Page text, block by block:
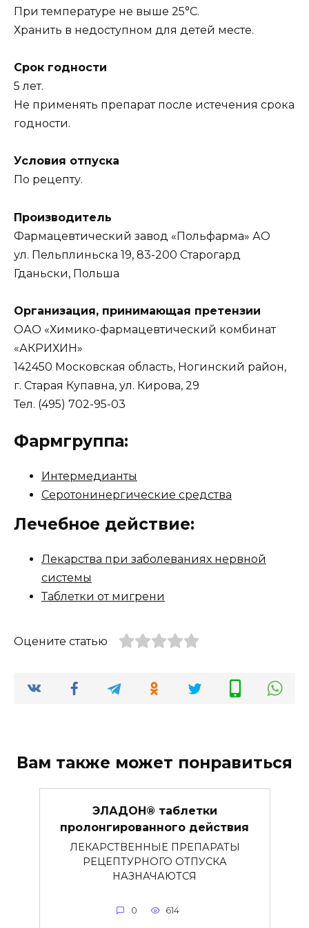
При температуре не выше 25°С.
Хранить в недоступном для детей месте.
Срок годности
5 лет.
Не применять препарат после истечения срока
годности.
Условия отпуска
По рецепту.
Производитель
Фармацевтический завод «Польфарма» АО
ул. Пельплиньска 19, 83-200 Старогард
Гданьски, Польша
Организация, принимающая претензии
ОАО «Химико-фармацевтический комбинат
«АКРИХИН»
142450 Московская область, Ногинский район,
г. Старая Купавна, ул. Кирова, 29
Тел. (495) 702-95-03
Фармгруппа:
Интермедианты
Серотонинергические средства
Лечебное действие:
Лекарства при заболеваниях нервной
системы
Таблетки от мигрени
Оцените статью
Вам также может понравиться
ЭЛАДОН® таблетки
пролонгированного действия
ЛЕКАРСТВЕННЫЕ ПРЕПАРАТЫ
РЕЦЕПТУРНОГО ОТПУСКА
НАЗНАЧАЮТСЯ
0 614